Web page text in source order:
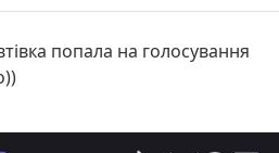
попала на голосування